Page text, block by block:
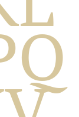
Q